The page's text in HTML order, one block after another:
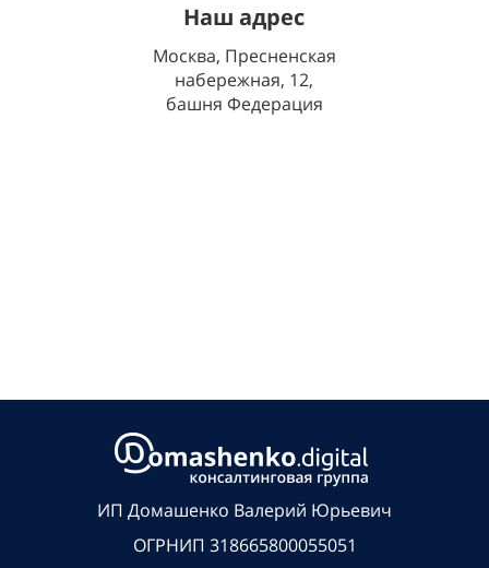
Наш адрес
Москва, Пресненская
набережная, 12,
башня Федерация
ИП Домашенко Валерий Юрьевич
ОГРНИП 318665800055051